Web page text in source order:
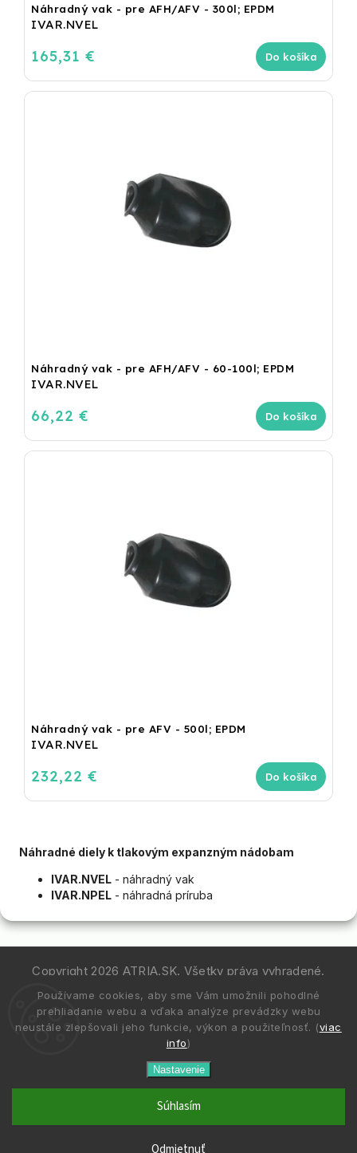
Používame cookies, aby sme Vám umožnili pohodlné
prehliadanie webu a vďaka analýze prevádzky webu
neustále zlepšovali jeho funkcie, výkon a použiteľnosť. (viac
info)
Nastavenie
Odmietnuť
Súhlasím
Náhradný vak - pre AFH/AFV - 300l; EPDM
IVAR.NVEL
165,31 € Do košíka
Náhradný vak - pre AFH/AFV - 60-100l; EPDM
IVAR.NVEL
66,22 € Do košíka
Náhradný vak - pre AFV - 500l; EPDM
IVAR.NVEL
232,22 € Do košíka
Náhradné diely k tlakovým expanzným nádobam
IVAR.NVEL - náhradný vak
IVAR.NPEL - náhradná príruba
Copyright 2026 ATRIA.SK. Všetky práva vyhradené.
Vytvořil Shoptet| DesignShoptak.cz.